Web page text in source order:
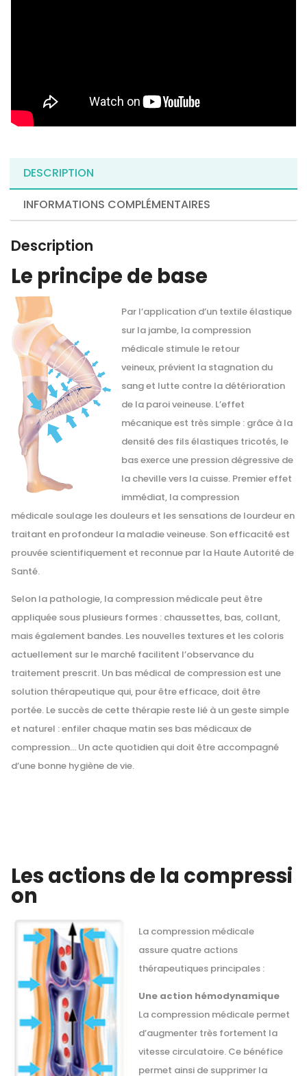
DESCRIPTION
INFORMATIONS COMPLÉMENTAIRES
Description
Le principe de base
Par l’application d’un textile élastique
sur la jambe, la compression
médicale stimule le retour
veineux, prévient la stagnation du
sang et lutte contre la détérioration
de la paroi veineuse. L’effet
mécanique est très simple : grâce à la
densité des fils élastiques tricotés, le
bas exerce une pression dégressive de
la cheville vers la cuisse. Premier effet
immédiat, la compression
médicale soulage les douleurs et les sensations de lourdeur en
traitant en profondeur la maladie veineuse. Son efficacité est
prouvée scientifiquement et reconnue par la Haute Autorité de
Santé.
Selon la pathologie, la compression médicale peut être
appliquée sous plusieurs formes : chaussettes, bas, collant,
mais également bandes. Les nouvelles textures et les coloris
actuellement sur le marché facilitent l’observance du
traitement prescrit. Un bas médical de compression est une
solution thérapeutique qui, pour être efficace, doit être
portée. Le succès de cette thérapie reste lié à un geste simple
et naturel : enfiler chaque matin ses bas médicaux de
compression… Un acte quotidien qui doit être accompagné
d’une bonne hygiène de vie.
Les actions de la compressi
on
La compression médicale
assure quatre actions
thérapeutiques principales :
Une action hémodynamique
La compression médicale permet
d’augmenter très fortement la
vitesse circulatoire. Ce bénéfice
permet ainsi de supprimer la